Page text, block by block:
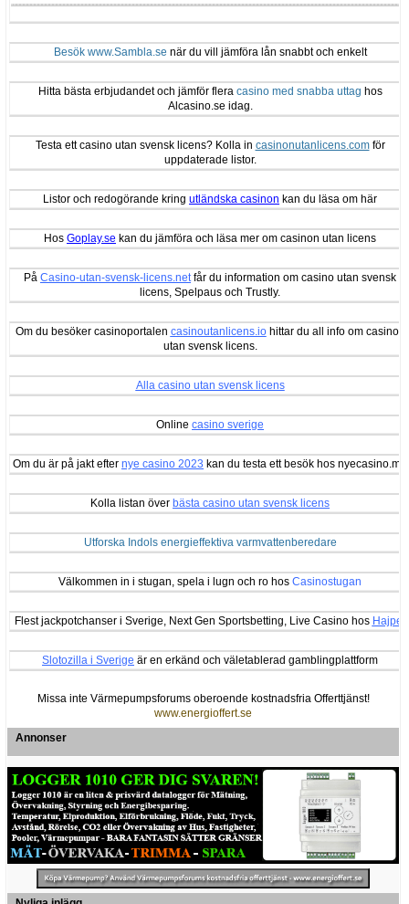
Besök www.Sambla.se när du vill jämföra lån snabbt och enkelt
Hitta bästa erbjudandet och jämför flera casino med snabba uttag hos
Alcasino.se idag.
Testa ett casino utan svensk licens? Kolla in casinonutanlicens.comför
uppdaterade listor.
Listor och redogörande kring utländska casinon kan du läsa om här
Hos Goplay.se kan du jämföra och läsa mer om casinon utan licens
På Casino-utan-svensk-licens.netfår du information om casino utan svensk
licens, Spelpaus och Trustly.
Om du besöker casinoportalen casinoutanlicens.iohittar du all info om casinon
utan svensk licens.
Alla casino utan svensk licens
Online casino sverige
Om du är på jakt efter nye casino 2023 kan du testa ett besök hos nyecasino.me
Kolla listan över bästa casino utan svensk licens
Utforska Indols energieffektiva varmvattenberedare
Välkommen in i stugan, spela i lugn och ro hos Casinostugan
Flest jackpotchanser i Sverige, Next Gen Sportsbetting, Live Casino hos Hajper
Slotozilla i Sverige är en erkänd och väletablerad gamblingplattform
Missa inte Värmepumpsforums oberoende kostnadsfria Offerttjänst!
www.energioffert.se
Annonser